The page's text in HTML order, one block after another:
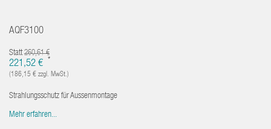
AQF3100
Statt260,61 €
221,52 € *
(186,15 € zzgl. MwSt.)
Strahlungsschutz für Aussenmontage
Mehr erfahren...